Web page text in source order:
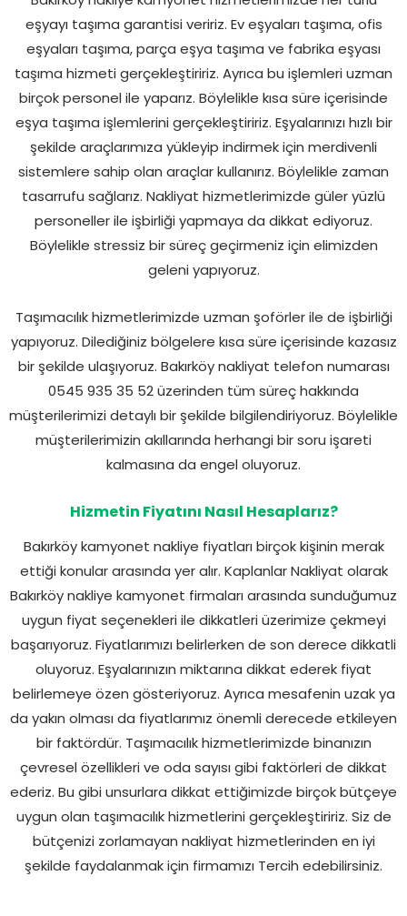
eşyayı taşıma garantisi veririz. Ev eşyaları taşıma, ofis
eşyaları taşıma, parça eşya taşıma ve fabrika eşyası
taşıma hizmeti gerçekleştiririz. Ayrıca bu işlemleri uzman
birçok personel ile yaparız. Böylelikle kısa süre içerisinde
eşya taşıma işlemlerini gerçekleştiririz. Eşyalarınızı hızlı bir
şekilde araçlarımıza yükleyip indirmek için merdivenli
sistemlere sahip olan araçlar kullanırız. Böylelikle zaman
tasarrufu sağlarız. Nakliyat hizmetlerimizde güler yüzlü
personeller ile işbirliği yapmaya da dikkat ediyoruz.
Böylelikle stressiz bir süreç geçirmeniz için elimizden
geleni yapıyoruz.
Taşımacılık hizmetlerimizde uzman şoförler ile de işbirliği
yapıyoruz. Dilediğiniz bölgelere kısa süre içerisinde kazasız
bir şekilde ulaşıyoruz. Bakırköy nakliyat telefon numarası
0545 935 35 52 üzerinden tüm süreç hakkında
müşterilerimizi detaylı bir şekilde bilgilendiriyoruz. Böylelikle
müşterilerimizin akıllarında herhangi bir soru işareti
kalmasına da engel oluyoruz.
Hizmetin Fiyatını Nasıl Hesaplarız?
Bakırköy kamyonet nakliye fiyatları birçok kişinin merak
ettiği konular arasında yer alır. Kaplanlar Nakliyat olarak
Bakırköy nakliye kamyonet firmaları arasında sunduğumuz
uygun fiyat seçenekleri ile dikkatleri üzerimize çekmeyi
başarıyoruz. Fiyatlarımızı belirlerken de son derece dikkatli
oluyoruz. Eşyalarınızın miktarına dikkat ederek fiyat
belirlemeye özen gösteriyoruz. Ayrıca mesafenin uzak ya
da yakın olması da fiyatlarımız önemli derecede etkileyen
bir faktördür. Taşımacılık hizmetlerimizde binanızın
çevresel özellikleri ve oda sayısı gibi faktörleri de dikkat
ederiz. Bu gibi unsurlara dikkat ettiğimizde birçok bütçeye
uygun olan taşımacılık hizmetlerini gerçekleştiririz. Siz de
bütçenizi zorlamayan nakliyat hizmetlerinden en iyi
şekilde faydalanmak için firmamızı Tercih edebilirsiniz.